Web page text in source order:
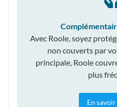
Avec Roole, soyez
non couverts par
principale, Roole
plus
En